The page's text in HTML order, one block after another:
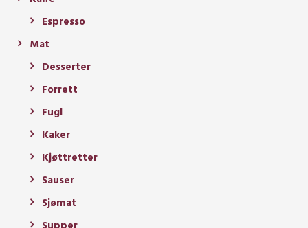
Espresso
Mat
Desserter
Forrett
Fugl
Kaker
Kjøttretter
Sauser
Sjømat